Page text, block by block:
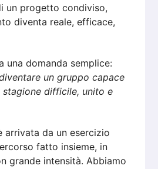
un progetto condiviso,
diventa reale, efficace,
una domanda semplice:
un gruppo capace
difficile, unito e
arrivata da un esercizio
fatto insieme, in
grande intensità. Abbiamo